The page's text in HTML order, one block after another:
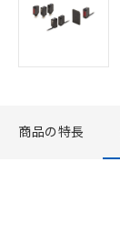
商品の特長